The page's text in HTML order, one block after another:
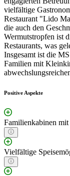
vielfältige
Restaurant "Lido
die auch den
Wermutstropfen ist
Restaurants, was
Insgesamt ist die
Familien mit
Positive Aspekte
Familienkabinen
Vielfältige